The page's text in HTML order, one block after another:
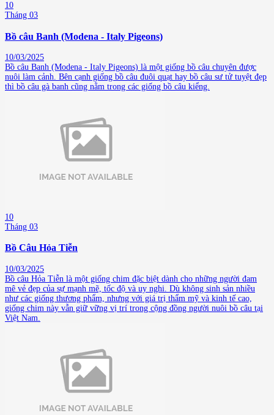
10
Tháng 03
Bồ câu Banh (Modena - Italy Pigeons)
10/03/2025
Bồ câu Banh (Modena - Italy Pigeons) là một giống bồ câu chuyên được
nuôi làm cảnh. Bên cạnh giống bồ câu đuôi quạt hay bồ câu sư tử tuyệt đẹp
thì bồ câu gà banh cũng nằm trong các giống bồ câu kiểng.
10
Tháng 03
Bồ Câu Hỏa Tiễn
10/03/2025
Bồ câu Hỏa Tiễn là một giống chim đặc biệt dành cho những người đam
mê vẻ đẹp của sự mạnh mẽ, tốc độ và uy nghi. Dù không sinh sản nhiều
như các giống thương phẩm, nhưng với giá trị thẩm mỹ và kinh tế cao,
giống chim này vẫn giữ vững vị trí trong cộng đồng người nuôi bồ câu tại
Việt Nam.